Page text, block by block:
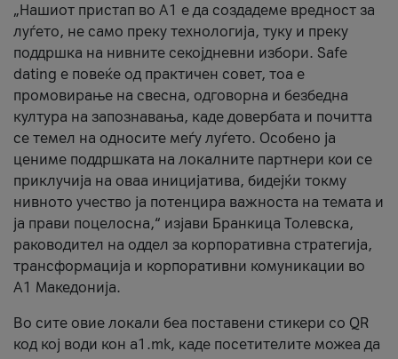
„Нашиот пристап во А1 е да создадеме вредност за
луѓето, не само преку технологија, туку и преку
поддршка на нивните секојдневни избори. Safe
dating е повеќе од практичен совет, тоа е
промовирање на свесна, одговорна и безбедна
култура на запознавања, каде довербата и почитта
се темел на односите меѓу луѓето. Особено ја
цениме поддршката на локалните партнери кои се
приклучија на оваа иницијатива, бидејќи токму
нивното учество ја потенцира важноста на темата и
ја прави поцелосна,“ изјави Бранкица Толевска,
раководител на оддел за корпоративна стратегија,
трансформација и корпоративни комуникации во
А1 Македонија.
Во сите овие локали беа поставени стикери со QR
код кој води кон a1.mk, каде посетителите можеа да